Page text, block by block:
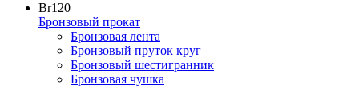
Br120
Бронзовый прокат
Бронзовая лента
Бронзовый пруток круг
Бронзовый шестигранник
Бронзовая чушка